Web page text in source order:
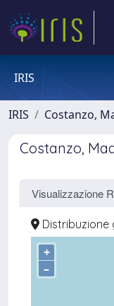
IRIS
IRIS Costanzo,
Costanzo,
Visualizzazione
+
–